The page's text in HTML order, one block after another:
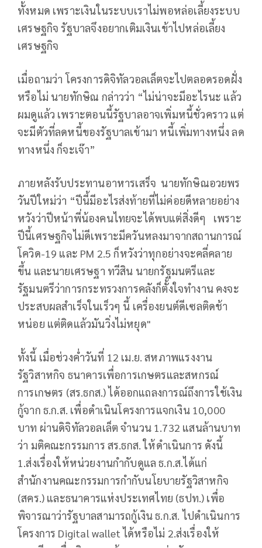
ทั้งหมด เพราะเงินในระบบเราไม่พอหล่อเลี้ยงระบบ
เศรษฐกิจ รัฐบาลจึงอยากเติมเงินเข้าไปหล่อเลี้ยง
เศรษฐกิจ
เมื่อถามว่า โครงการดิจิทัลวอลเล็ตจะไปตลอดรอดฝั่ง
หรือไม่ นายทักษิณ กล่าวว่า “ไม่น่าจะมีอะไรนะ แล้ว
ผมดูแล้ว เพราะตอนนี้รัฐบาลอาจเพิ่มหนี้ชั่วคราว แต่
จะมีตัวที่ลดหนี้ของรัฐบาลเข้ามา หนี้เพิ่มทางหนึ่ง ลด
ทางหนึ่ง ก็จะเจ๊า”
ภายหลังรับประทานอาหารเสร็จ นายทักษิณอวยพร
วันปีใหม่ว่า “ปีนี้มีอะไรส่งท้ายที่ไม่ค่อยดีหลายอย่าง
หวังว่าปีหน้าพี่น้องคนไทยจะได้พบแต่สิ่งดีๆ เพราะ
ปีนี้เศรษฐกิจไม่ดีเพราะมีควันหลงมาจากสถานการณ์
โควิด-19 และ PM 2.5 ก็หวังว่าทุกอย่างจะคลี่คลาย
ขึ้น และนายเศรษฐา ทวีสิน นายกรัฐมนตรีและ
รัฐมนตรีว่าการกระทรวงการคลังก็ตั้งใจทำงาน คงจะ
ประสบผลสำเร็จในเร็วๆ นี้ เครื่องยนต์ดีเซลติดช้า
หน่อย แต่ติดแล้วมันวิ่งไม่หยุด"
ทั้งนี้ เมื่อช่วงค่ำวันที่ 12 เม.ย. สหภาพแรงงาน
รัฐวิสาหกิจ ธนาคารเพื่อการเกษตรและสหกรณ์
การเกษตร (สร.ธกส.) ได้ออกแถลงการณ์ถึงการใช้เงิน
กู้จาก ธ.ก.ส. เพื่อดำเนินโครงการแจกเงิน 10,000
บาท ผ่านดิจิทัลวอลเล็ต จำนวน 1.732 แสนล้านบาท
ว่า มติคณะกรรมการ สร.ธกส. ให้ดำเนินการ ดังนี้
1.ส่งเรื่องให้หน่วยงานกำกับดูแล ธ.ก.ส.ได้แก่
สำนักงานคณะกรรมการกำกับนโยบายรัฐวิสาหกิจ
(สคร.) และธนาคารแห่งประเทศไทย (ธปท.) เพื่อ
พิจารณาว่ารัฐบาลสามารถกู้เงิน ธ.ก.ส. ไปดำเนินการ
โครงการ Digital wallet ได้หรือไม่ 2.ส่งเรื่องให้